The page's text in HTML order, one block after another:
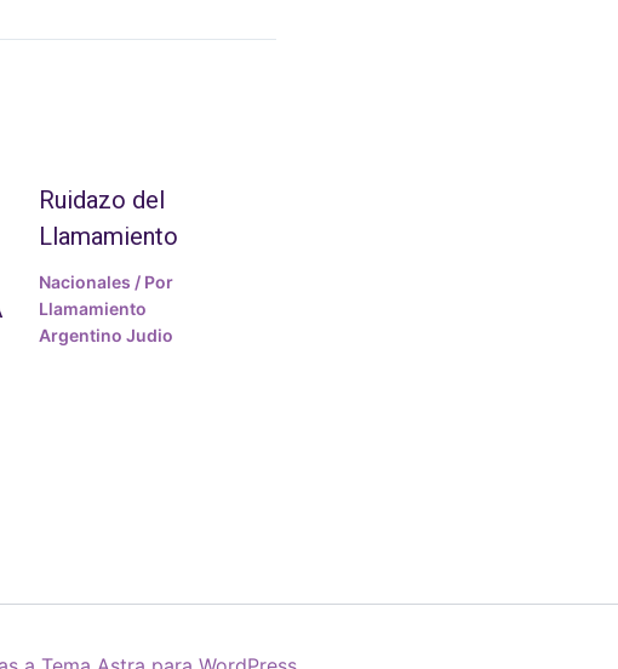
Ruidazo del
Llamamiento
Nacionales / Por
Llamamiento
Argentino Judio